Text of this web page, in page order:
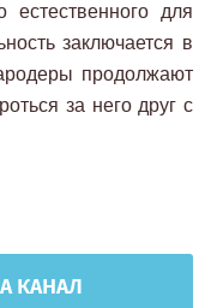
естественного для
заключается в
продолжают
за него друг с
КАНАЛ